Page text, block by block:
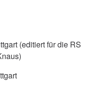
(editiert für die RS